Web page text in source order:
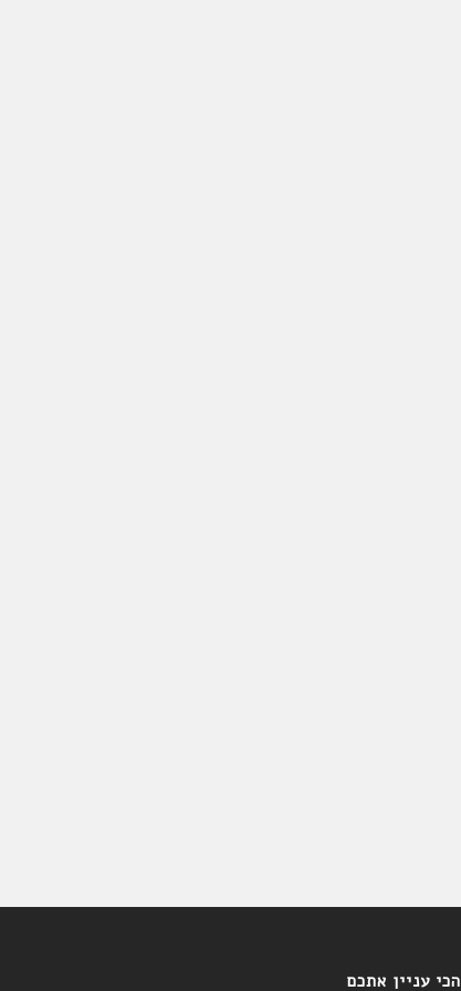
הכי עניין אתכם